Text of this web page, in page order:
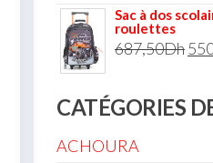
Sac à dos
roulettes
687,50Dh
CATÉGORIES
ACHOURA